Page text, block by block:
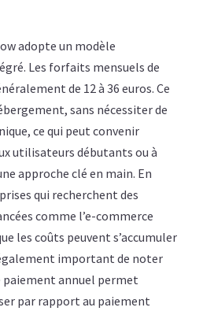
adopte un modèle
Les forfaits mensuels de
de 12 à 36 euros. Ce
sans nécessiter de
ce qui peut convenir
utilisateurs débutants ou à
approche clé en main. En
qui recherchent des
comme l’e-commerce
les coûts peuvent s’accumuler
important de noter
paiement annuel permet
par rapport au paiement